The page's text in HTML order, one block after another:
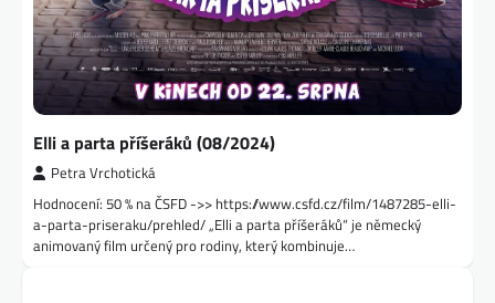
Elli a parta příšeráků (08/2024)
Petra Vrchotická
Hodnocení: 50 % na ČSFD ->> https://www.csfd.cz/film/1487285-elli-
a-parta-priseraku/prehled/ „Elli a parta příšeráků“ je německý
animovaný film určený pro rodiny, který kombinuje…